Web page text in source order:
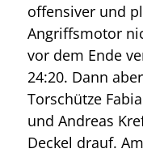
offensiver und
Angriffsmotor
vor dem Ende
24:20. Dann
Torschütze
und Andreas
Deckel drauf.